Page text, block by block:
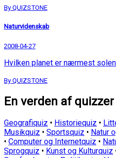
By QUIZSTONE
Naturvidenskab
2008-04-27
Hvilken planet er nærmest
By QUIZSTONE
En verden af quizzer
Geografiquiz • Historiequiz •
Musikquiz • Sportsquiz • Natur
• Computer og Internetquiz •
Sprogquiz • Kunst og Kulturquiz